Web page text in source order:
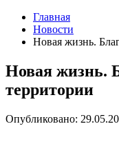
Главная
Новости
Новая жизнь.
Новая жизнь.
территории
Опубликовано: